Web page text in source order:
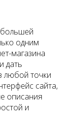
одним
магазина
дать
любой точки
сайта,
описания
и